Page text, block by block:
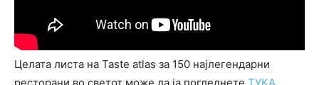
Целата листа на Taste atlas за 150 најлегендарни